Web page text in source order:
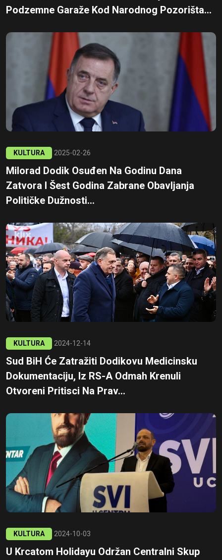
Podzemne Garaže Kod Narodnog Pozorišta...
KULTURA 2025-02-26
Milorad Dodik Osuđen Na Godinu Dana
Zatvora I Šest Godina Zabrane Obavljanja
Političke Dužnosti...
KULTURA 2024-12-14
Sud BiH Će Zatražiti Dodikovu Medicinsku
Dokumentaciju, Iz RS-A Odmah Krenuli
Otvoreni Pritisci Na Prav...
KULTURA 2024-10-03
U Krcatom Holidayu Održan Centralni Skup